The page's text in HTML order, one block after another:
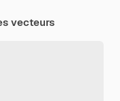
vecteurs